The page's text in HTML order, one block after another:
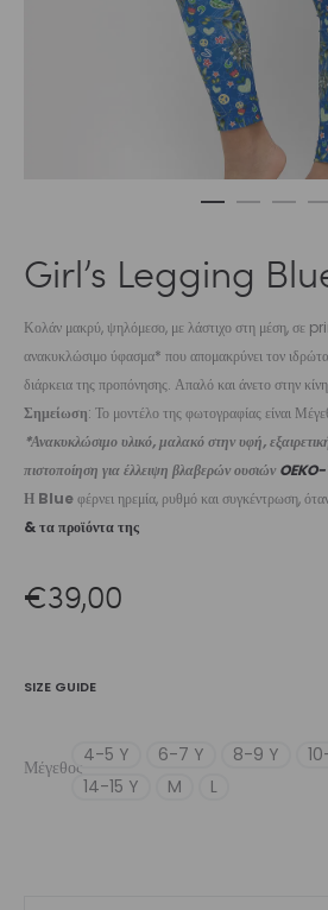
Girl’s Legging
Κολάν μακρύ, ψηλόμεσο, με λάστιχο στη μέση, σε
ανακυκλώσιμο ύφασμα* που απομακρύνει τον ιδρώτα
διάρκεια της προπόνησης. Απαλό και άνετο στην
Σημείωση: Το μοντέλο της φωτογραφίας είναι
*Ανακυκλώσιμο υλικό, μαλακό στην υφή,
πιστοποίηση για έλλειψη βλαβερών ουσιών
Η Blueφέρνει ηρεμία, ρυθμό και συγκέντρωση,
& τα προϊόντα της
€39,00
SIZE GUIDE
Μέγεθος
4-5 Y 6-7 Y 8-9 Y
14-15 Y
M L